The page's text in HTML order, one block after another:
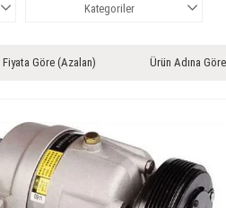
Kategoriler
Fiyata Göre (Azalan) Ürün Adına